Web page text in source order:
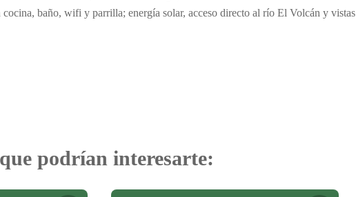
baño, wifi y parrilla; energía solar, acceso directo al río El Volcán y vistas
podrían interesarte: